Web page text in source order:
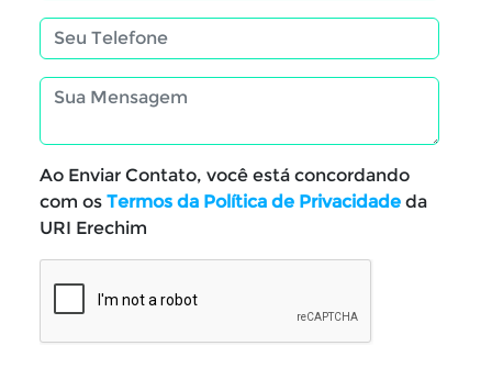
Ao Enviar Contato, você está concordando
com os Termos da Política de Privacidade da
URI Erechim